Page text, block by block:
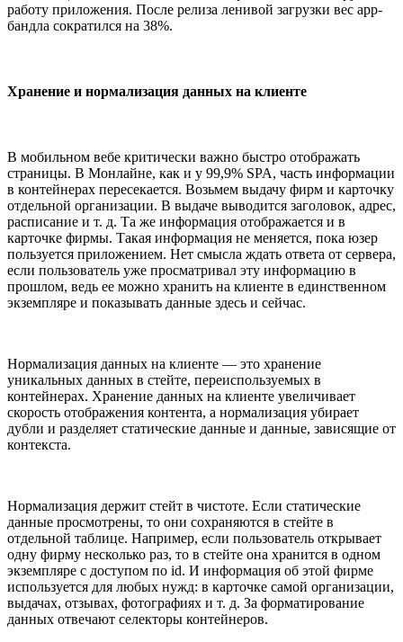
работу приложения. После релиза ленивой загрузки вес app-
бандла сократился на 38%.
Хранение и нормализация данных на клиенте
В мобильном вебе критически важно быстро отображать
страницы. В Монлайне, как и у 99,9% SPA, часть информации
в контейнерах пересекается. Возьмем выдачу фирм и карточку
отдельной организации. В выдаче выводится заголовок, адрес,
расписание и т. д. Та же информация отображается и в
карточке фирмы. Такая информация не меняется, пока юзер
пользуется приложением. Нет смысла ждать ответа от сервера,
если пользователь уже просматривал эту информацию в
прошлом, ведь ее можно хранить на клиенте в единственном
экземпляре и показывать данные здесь и сейчас.
Нормализация данных на клиенте — это хранение
уникальных данных в стейте, переиспользуемых в
контейнерах. Хранение данных на клиенте увеличивает
скорость отображения контента, а нормализация убирает
дубли и разделяет статические данные и данные, зависящие от
контекста.
Нормализация держит стейт в чистоте. Если статические
данные просмотрены, то они сохраняются в стейте в
отдельной таблице. Например, если пользователь открывает
одну фирму несколько раз, то в стейте она хранится в одном
экземпляре с доступом по id. И информация об этой фирме
используется для любых нужд: в карточке самой организации,
выдачах, отзывах, фотографиях и т. д. За форматирование
данных отвечают селекторы контейнеров.